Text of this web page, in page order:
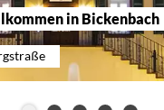
in Bickenbach